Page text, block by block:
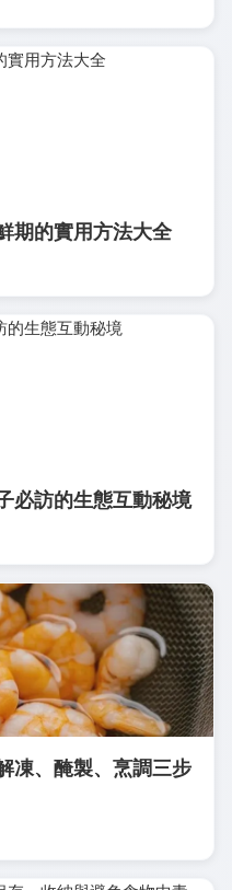
期的實用方法大全
必訪的生態互動秘境
凍、醃製、烹調三步